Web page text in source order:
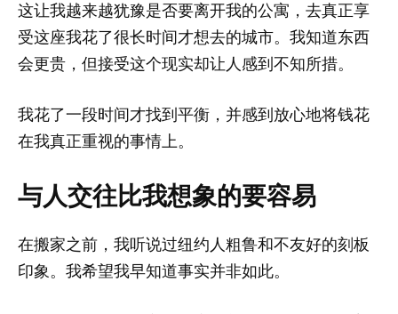
这让我越来越犹豫是否要离开我的公寓，去真正享
受这座我花了很长时间才想去的城市。我知道东西
会更贵，但接受这个现实却让人感到不知所措。
我花了一段时间才找到平衡，并感到放心地将钱花
在我真正重视的事情上。
与人交往比我想象的要容易
在搬家之前，我听说过纽约人粗鲁和不友好的刻板
印象。我希望我早知道事实并非如此。